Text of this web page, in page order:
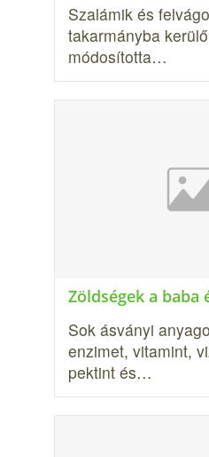
Szalámik és
takarmányba
módosította…
Zöldségek a baba
Sok ásványi
enzimet, vitamint,
pektint és…